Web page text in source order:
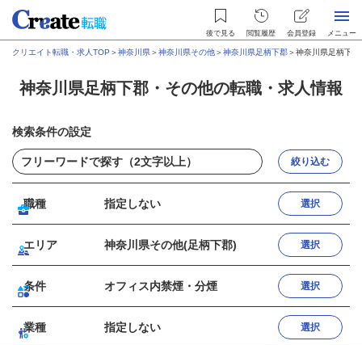
後で見る 閲覧履歴 会員登録 メニュー
クリエイト転職・求人TOP ＞神奈川県＞神奈川県その他＞神奈川県足柄下郡＞神奈川県足柄下
神奈川県足柄下郡・その他の転職・求人情報
検索条件の設定
絞り込む
職種 指定しない 選択
エリア 神奈川県その他(足柄下郡) 選択
条件 オフィス内禁煙・分煙 選択
業種 指定しない 選択